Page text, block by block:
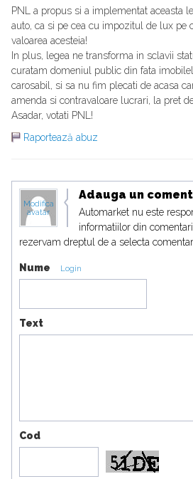
PNL a propus si a implementat aceasta
auto, ca si pe cea cu impozitul de lux pe
valoarea acesteia!
In plus, legea ne transforma in sclavii
curatam domeniul public din fata
carosabil, si sa nu fim plecati de acasa
amenda si contravaloare lucrari, la pret
Asadar, votati PNL!
Raportează abuz
Modifica
avatar
Adauga un
Automarket nu este
informatiilor din
rezervam dreptul de a selecta
Nume Login
Text
Cod